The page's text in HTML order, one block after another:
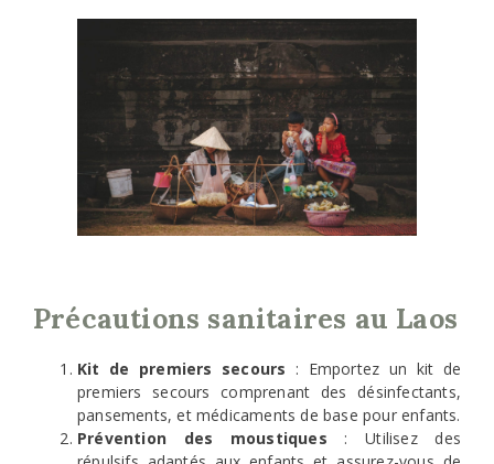
Précautions sanitaires au Laos
Kit de premiers secours : Emportez un kit de
premiers secours comprenant des désinfectants,
pansements, et médicaments de base pour enfants.
Prévention des moustiques : Utilisez des